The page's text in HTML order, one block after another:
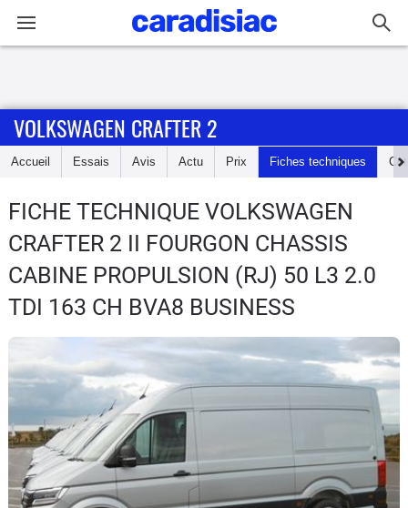
Accueil
Essais
Guide
d'achat
Electriques
Utilitaires
Flottes
Auto
Services
VOLKSWAGEN CRAFTER 2
Accueil Essais Avis Actu Prix Fiches techniques
FICHE TECHNIQUE VOLKSWAGEN
CRAFTER 2 II FOURGON CHASSIS
CABINE PROPULSION (RJ) 50 L3 2.0
TDI 163 CH BVA8 BUSINESS